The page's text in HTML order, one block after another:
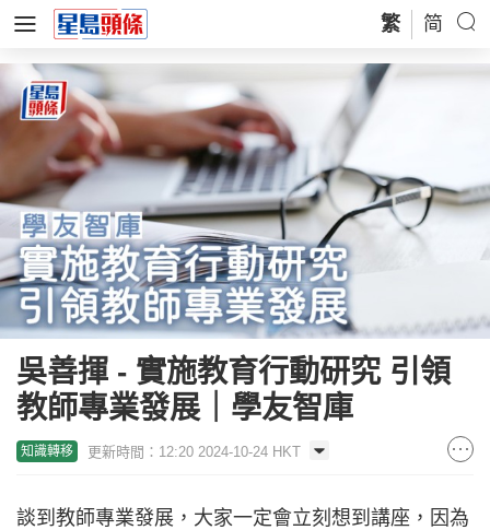
繁 简
吳善揮 - 實施教育行動研究 引領
教師專業發展｜學友智庫
知識轉移 更新時間：12:20 2024-10-24 HKT
談到教師專業發展，大家一定會立刻想到講座，因為